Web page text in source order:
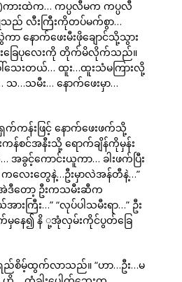
ကားထဲက… ကပ္ပလီမက ကပ္ပလီ
သည် လီးကြီးကိုတပ်မက်စွာ…
နောက်ဖေးမီးဖိုချောင်သို့သွား
းခြေပုလေးကို တိုက်မိလိုက်သည်။
သေးတယ်… ထူး…ထူးသံမကြားလို့
သမီး… နောက်ဖေးမှာ…
ကန်းဖြင့် နောက်ဖေးဖက်သို့
စင်အနီးသို့ ရောက်ချိန်ကိုမှန်း
င့်ကောင်းယူကာ… ခါးဖက်ပြီး
လေးတွေနဲ့…ဦးမှာလဲအန်တီနဲ့…”
အဲဒီတော့ ဦးကသမီးဆီက
းကြီး…” “လုပ်ပါသမီးရာ…” ဦး
မှနေ၍ နိ ု့အုံလှမ်းကိုင်ပွတ်ခြေ
မ့်ထွက်လာသည်။ “ဟာ…ဦး…မ